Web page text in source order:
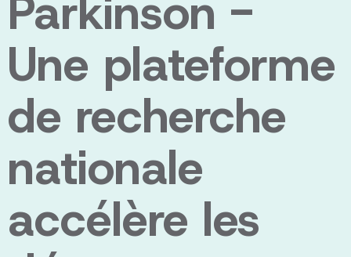
Parkinson -
Une plateforme
de recherche
nationale
accélère les